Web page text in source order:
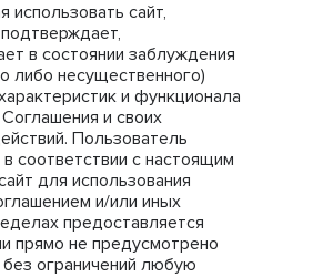
использовать сайт,
в состоянии заблуждения
либо несущественного)
и функционала
и своих
Пользователь
соответствии с настоящим
для использования
и/или иных
предоставляется
прямо не предусмотрено
ограничений любую